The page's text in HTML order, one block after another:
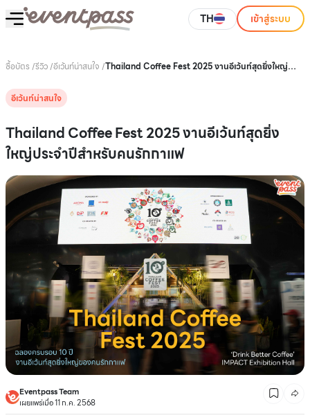
TH เข้าสู่ระบบ
ซื้อบัตร /รีวิว/อีเว้นท์น่าสนใจ /Thailand Coffee Fest 2025 งานอีเว้นท์สุดยิ่งใหญ่
อีเว้นท์น่าสนใจ
Thailand Coffee Fest 2025 งานอีเว้นท์สุดยิ่ง
ใหญ่ประจำปีสำหรับคนรักกาแฟ
Eventpass Team
เผยแพร่เมื่อ 11 ก.ค. 2568